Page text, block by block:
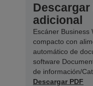
adicional
Escáner Business
compacto con
automático de
software
de información/
Descargar PDF